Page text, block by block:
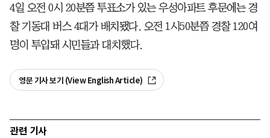
4일 오전 0시 20분쯤 투표소가 있는 우성아파트 후문에는 경
찰 기동대 버스 4대가 배치됐다. 오전 1시50분쯤 경찰 120여
명이 투입돼 시민들과 대치했다.
영문 기사 보기 (View English Article)
관련 기사